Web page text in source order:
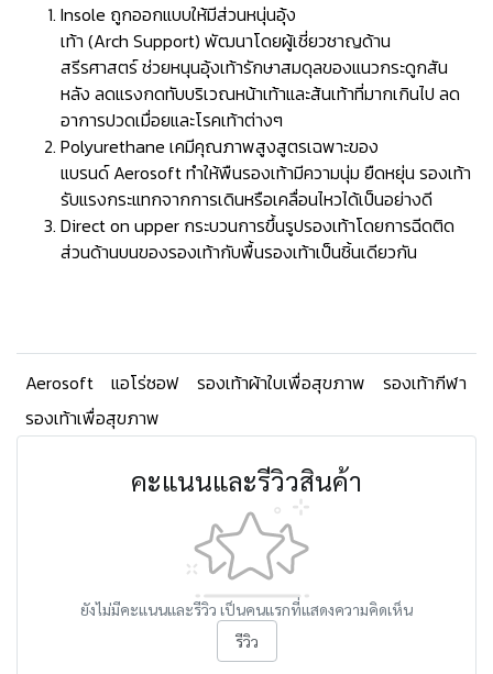
Insole ถูกออกแบบให้มีส่วนหนุ่นอุ้ง
เท้า (Arch Support) พัฒนาโดยผู้เชี่ยวชาญด้าน
สรีรศาสตร์ ช่วยหนุนอุ้งเท้ารักษาสมดุลของแนวกระดูกสัน
หลัง ลดแรงกดทับบริเวณหน้าเท้าและส้นเท้าที่มากเกินไป ลด
อาการปวดเมื่อยและโรคเท้าต่างๆ
Polyurethane เคมีคุณภาพสูงสูตรเฉพาะของ
แบรนด์ Aerosoft ทำให้พืนรองเท้ามีความนุ่ม ยืดหยุ่น รองเท้า
รับแรงกระแทกจากการเดินหรือเคลื่อนไหวได้เป็นอย่างดี
Direct on upper กระบวนการขึ้นรูปรองเท้าโดยการฉีดติด
ส่วนด้านบนของรองเท้ากับพื้นรองเท้าเป็นชิ้นเดียวกัน
Aerosoft แอโร่ซอฟ รองเท้าผ้าใบเพื่อสุขภาพ
รองเท้ากีฬา
รองเท้าเพื่อสุขภาพ
คะแนนและรีวิวสินค้า
ยังไม่มีคะแนนและรีวิว เป็นคนแรกที่แสดงความคิดเห็น
รีวิว